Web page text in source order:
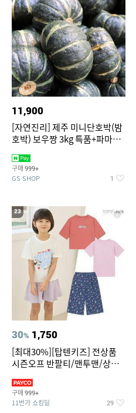
11,900
[자연진리] 제주 미니단호박(밤
호박) 보우짱 3kg 특품+파마산
구매 999+
GS SHOP 1
23
30% 1,750
[최대30%][탑텐키즈] 전상품
시즌오프 반팔티/맨투맨/상하
구매 999+
11번가 쇼킹딜 29